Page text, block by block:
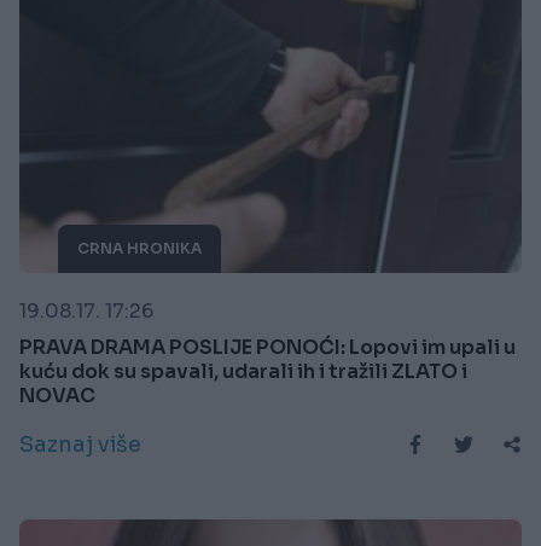
CRNA HRONIKA
19.08.17. 17:26
PRAVA DRAMA POSLIJE PONOĆI: Lopovi im upali u
kuću dok su spavali, udarali ih i tražili ZLATO i
NOVAC
Saznaj više